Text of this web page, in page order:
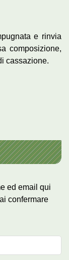
e rinvia
composizione,
cassazione.
ed email qui
confermare